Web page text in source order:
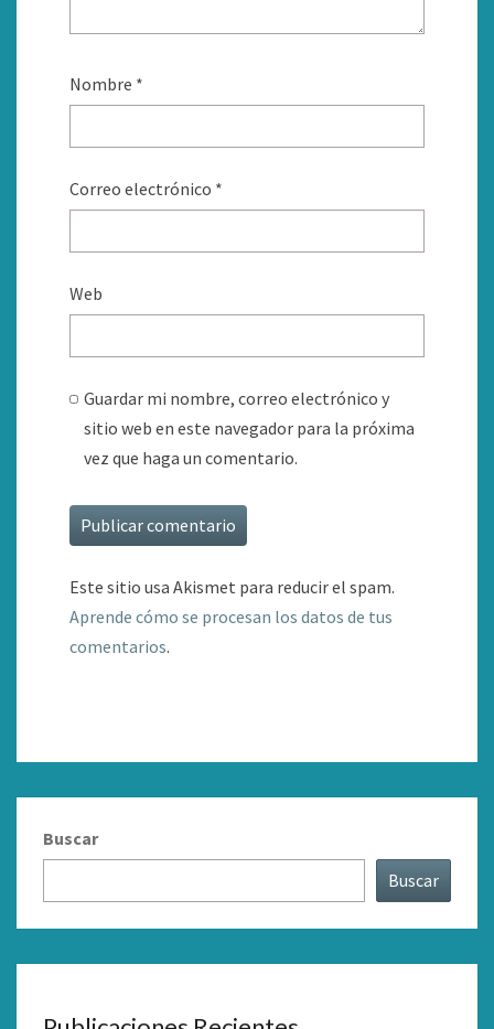
Nombre *
Correo electrónico *
Web
Guardar mi nombre, correo electrónico y
sitio web en este navegador para la próxima
vez que haga un comentario.
Este sitio usa Akismet para reducir el spam.
Aprende cómo se procesan los datos de tus
comentarios.
Buscar
Buscar